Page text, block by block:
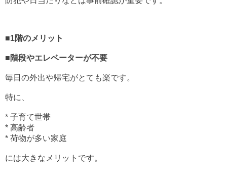
■1階のメリット
■階段やエレベーターが不要
毎日の外出や帰宅がとても楽です。
特に、
* 子育て世帯
* 高齢者
* 荷物が多い家庭
には大きなメリットです。